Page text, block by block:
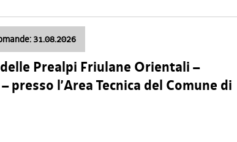
31.08.2026
Prealpi Friulane Orientali –
presso l’Area Tecnica del Comune di